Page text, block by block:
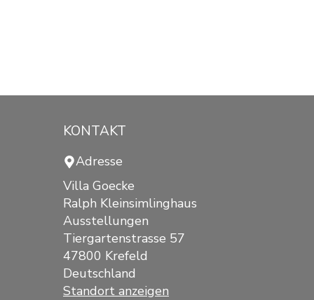
KONTAKT
Adresse
Villa Goecke
Ralph Kleinsimlinghaus
Ausstellungen
Tiergartenstrasse 57
47800 Krefeld
Deutschland
Standort anzeigen